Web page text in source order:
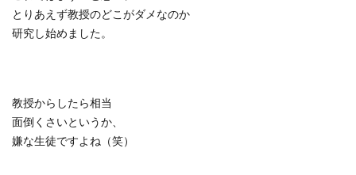
とりあえず教授のどこがダメなのか
研究し始めました。
教授からしたら相当
面倒くさいというか、
嫌な生徒ですよね（笑）